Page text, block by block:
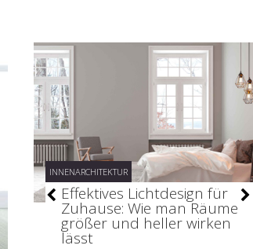
INNENARCHITEKTUR
Effektives Lichtdesign für
Zuhause: Wie man Räume
größer und heller wirken
lässt